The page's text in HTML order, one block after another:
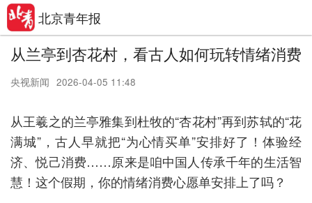
北京青年报
从兰亭到杏花村，看古人如何玩转情绪消费
央视新闻 2026-04-05 11:48
从王羲之的兰亭雅集到杜牧的“杏花村”再到苏轼的“花
满城”，古人早就把“为心情买单”安排好了！体验经
济、悦己消费……原来是咱中国人传承千年的生活智
慧！这个假期，你的情绪消费心愿单安排上了吗？